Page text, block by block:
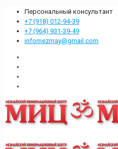
Персональный консультант
+7 (918) 012-94-39
+7 (964) 931-39-49
infomezmay@gmail.com